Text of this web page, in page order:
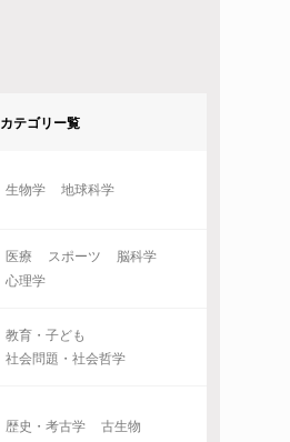
カテゴリー覧
生物学 地球科学
医療 スポーツ
脳科学
心理学
教育・子ども
社会問題・社会哲学
歴史・考古学 古生物